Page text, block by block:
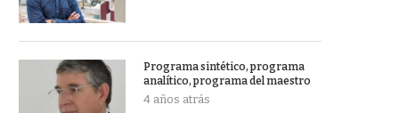
Programa sintético, programa
analítico, programa del maestro
4 años atrás